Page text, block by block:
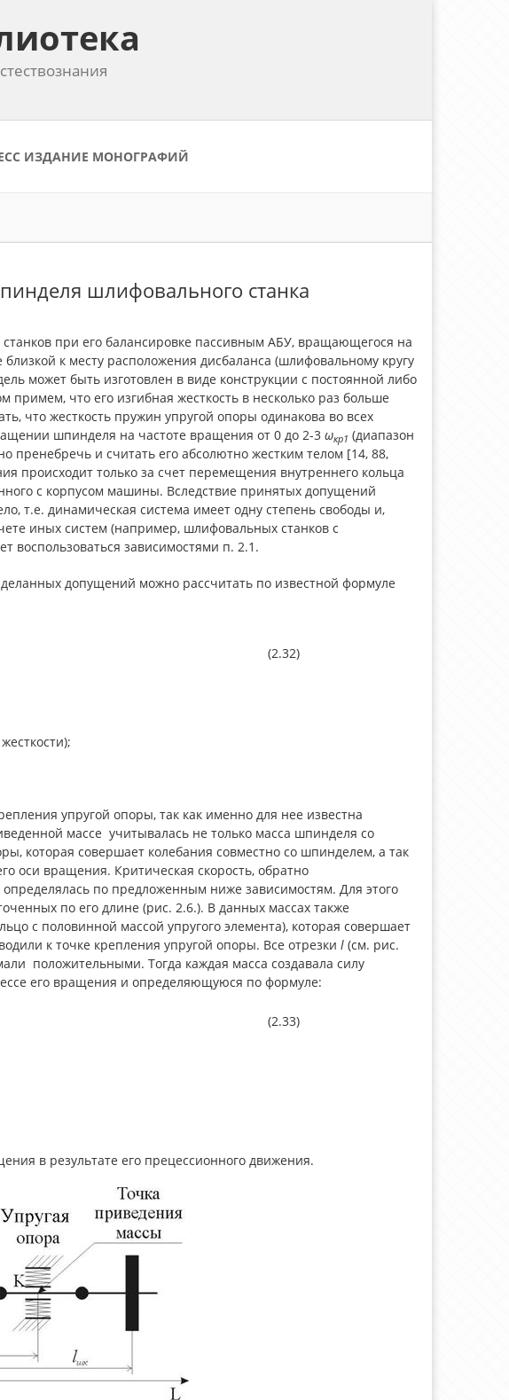
ИЗДАНИЕ МОНОГРАФИЙ
шлифовального станка
при его балансировке пассивным АБУ, вращающегося на
к месту расположения дисбаланса (шлифовальному кругу
может быть изготовлен в виде конструкции с постоянной либо
что его изгибная жесткость в несколько раз больше
что жесткость пружин упругой опоры одинакова во всех
шпинделя на частоте вращения от 0 до 2-3 ωкр1 (диапазон
и считать его абсолютно жестким телом [14, 88,
происходит только за счет перемещения внутреннего кольца
с корпусом машины. Вследствие принятых допущений
т.е. динамическая система имеет одну степень свободы и,
иных систем (например, шлифовальных станков с
воспользоваться зависимостями п. 2.1.
допущений можно рассчитать по известной формуле
(2.32)
упругой опоры, так как именно для нее известна
массе учитывалась не только масса шпинделя со
которая совершает колебания совместно со шпинделем, а так
оси вращения. Критическая скорость, обратно
по предложенным ниже зависимостям. Для этого
по его длине (рис. 2.6.). В данных массах также
с половинной массой упругого элемента), которая совершает
к точке крепления упругой опоры. Все отрезки l(см. рис.
положительными. Тогда каждая масса создавала силу
его вращения и определяющуюся по формуле:
(2.33)
в результате его прецессионного движения.